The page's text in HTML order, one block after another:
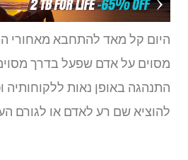
היום קל מאד להתחבא מאחורי
מסוים על אדם שפעל בדרך
התנהגה באופן נאות
להוציא שם רע לאדם או לגורם